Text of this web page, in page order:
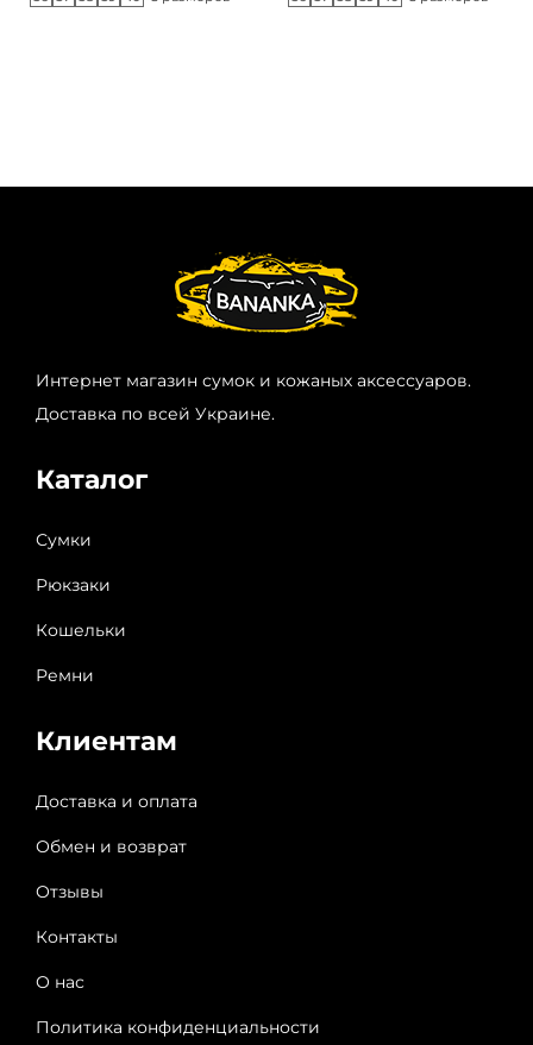
Интернет магазин сумок и кожаных аксессуаров.
Доставка по всей Украине.
Каталог
Сумки
Рюкзаки
Кошельки
Ремни
Клиентам
Доставка и оплата
Обмен и возврат
Отзывы
Контакты
О нас
Политика конфиденциальности